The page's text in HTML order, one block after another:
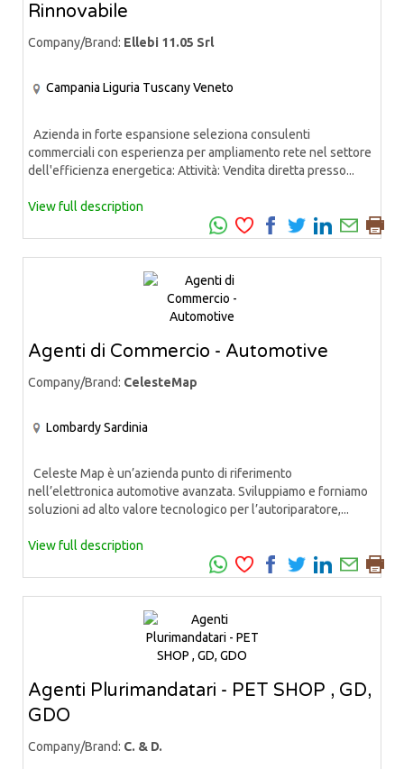
Rinnovabile
Company/Brand: Ellebi 11.05 Srl
Campania Liguria TuscanyVeneto
Azienda in forte espansione seleziona consulenti
commerciali con esperienza per ampliamento rete nel settore
dell'efficienza energetica: Attività: Vendita diretta presso...
View full description
Agenti di Commercio - Automotive
Company/Brand: CelesteMap
LombardySardinia
Celeste Map è un’azienda punto di riferimento
nell’elettronica automotive avanzata. Sviluppiamo e forniamo
soluzioni ad alto valore tecnologico per l’autoriparatore,...
View full description
Agenti Plurimandatari - PET SHOP , GD,
GDO
Company/Brand: C. & D.